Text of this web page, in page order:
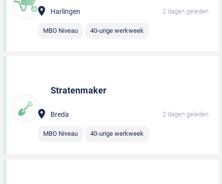
Harlingen 2 dagen geleden
MBO Niveau 40-urige werkweek
Stratenmaker
Breda 2 dagen geleden
MBO Niveau 40-urige werkweek